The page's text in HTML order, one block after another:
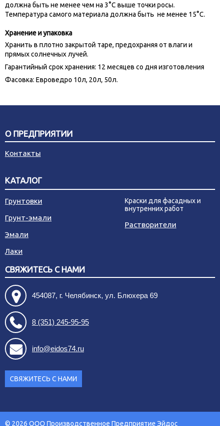
должна быть не менее чем на 3°С выше точки росы.
Температура самого материала должна быть не менее 15°С.
Хранение и упаковка
Хранить в плотно закрытой таре, предохраняя от влаги и
прямых солнечных лучей.
Гарантийный срок хранения: 12 месяцев со дня изготовления
Фасовка: Евроведро 10л, 20л, 50л.
О ПРЕДПРИЯТИИ
Контакты
КАТАЛОГ
Грунтовки
Грунт-эмали
Эмали
Лаки
Краски для фасадных и
внутренних работ
Растворители
СВЯЖИТЕСЬ С НАМИ
454087, г. Челябинск, ул. Блюхера 69
8 (351) 245-95-95
info@eidos74.ru
СВЯЖИТЕСЬ С НАМИ
© 2026 ООО Производственное Предприятие Эйдос